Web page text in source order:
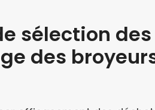
sélection
des